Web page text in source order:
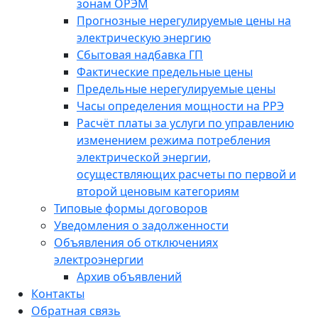
зонам ОРЭМ
Прогнозные нерегулируемые цены на
электрическую энергию
Сбытовая надбавка ГП
Фактические предельные цены
Предельные нерегулируемые цены
Часы определения мощности на РРЭ
Расчёт платы за услуги по управлению
изменением режима потребления
электрической энергии,
осуществляющих расчеты по первой и
второй ценовым категориям
Типовые формы договоров
Уведомления о задолженности
Объявления об отключениях
электроэнергии
Архив объявлений
Контакты
Обратная связь